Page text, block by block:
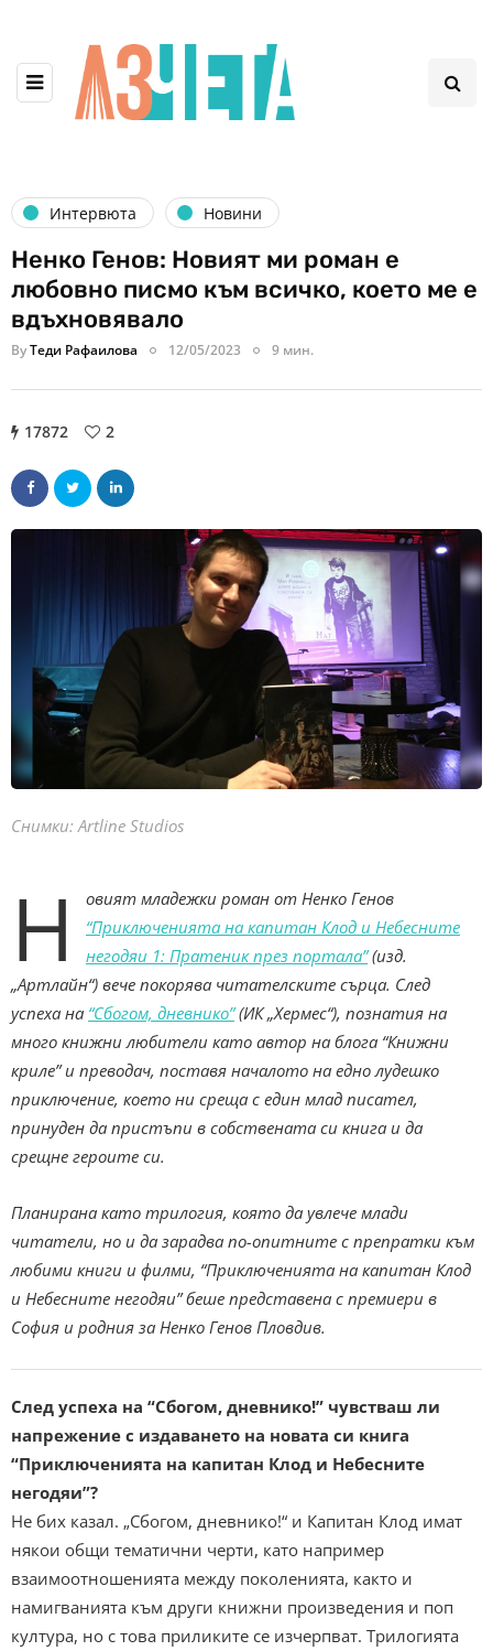
Интервюта Новини
Ненко Генов: Новият ми роман е
любовно писмо към всичко, което ме е
вдъхновявало
ByТеди Рафаилова 12/05/2023 9 мин.
17872 2
Снимки: Artline Studios
Н
овият младежки роман от Ненко Генов
“Приключенията на капитан Клод и Небесните
негодяи 1: Пратеник през портала”(изд.
„Артлайн“) вече покорява читателските сърца. След
успеха на “Сбогом, дневнико”(ИК „Хермес“), познатия на
много книжни любители като автор на блога “Книжни
криле” и преводач, поставя началото на едно лудешко
приключение, което ни среща с един млад писател,
принуден да пристъпи в собствената си книга и да
срещне героите си.
Планирана като трилогия, която да увлече млади
читатели, но и да зарадва по-опитните с препратки към
любими книги и филми, “Приключенията на капитан Клод
и Небесните негодяи” беше представена с премиери в
София и родния за Ненко Генов Пловдив.
След успеха на “Сбогом, дневнико!” чувстваш ли
напрежение с издаването на новата си книга
“Приключенията на капитан Клод и Небесните
негодяи”?
Не бих казал. „Сбогом, дневнико!“ и Капитан Клод имат
някои общи тематични черти, като например
взаимоотношенията между поколенията, както и
намигванията към други книжни произведения и поп
култура, но с това приликите се изчерпват. Трилогията